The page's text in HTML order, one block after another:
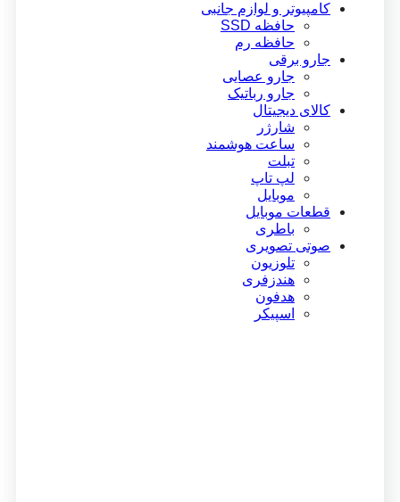
کامپیوتر و لوازم جانبی
حافظه SSD
حافظه رم
جارو برقی
جارو عصایی
جارو رباتیک
کالای دیجیتال
شارژر
ساعت هوشمند
تبلت
لپ تاپ
موبایل
قطعات موبایل
باطری
صوتی تصویری
تلوزیون
هندزفری
هدفون
اسپیکر